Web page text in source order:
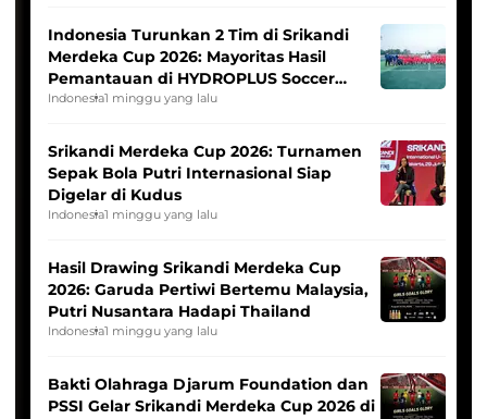
Indonesia Turunkan 2 Tim di Srikandi
Merdeka Cup 2026: Mayoritas Hasil
Pemantauan di HYDROPLUS Soccer
League
Indonesia1 minggu yang lalu
Srikandi Merdeka Cup 2026: Turnamen
Sepak Bola Putri Internasional Siap
Digelar di Kudus
Indonesia1 minggu yang lalu
Hasil Drawing Srikandi Merdeka Cup
2026: Garuda Pertiwi Bertemu Malaysia,
Putri Nusantara Hadapi Thailand
Indonesia1 minggu yang lalu
Bakti Olahraga Djarum Foundation dan
PSSI Gelar Srikandi Merdeka Cup 2026 di